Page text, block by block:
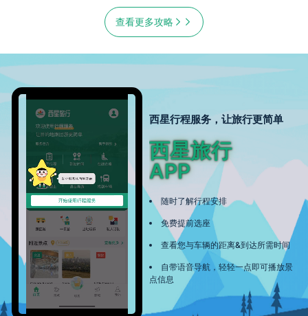
查看更多攻略
西星行程服务，让旅行更简单
西星旅行
APP
随时了解行程安排
免费提前选座
查看您与车辆的距离&到达所需时间
自带语音导航，轻轻一点即可播放景
点信息